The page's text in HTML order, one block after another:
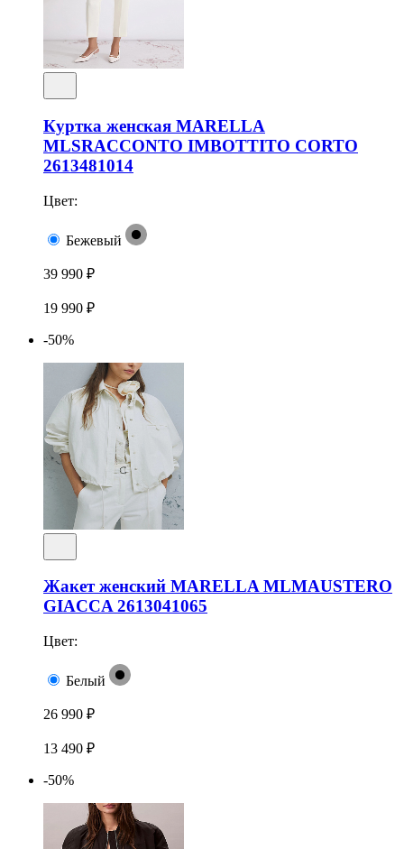
Куртка женская MARELLA
MLSRACCONTO IMBOTTITO CORTO
2613481014
Цвет:
Бежевый
39 990 ₽
19 990 ₽
-50%
Жакет женский MARELLA MLMAUSTERO
GIACCA 2613041065
Цвет:
Белый
26 990 ₽
13 490 ₽
-50%